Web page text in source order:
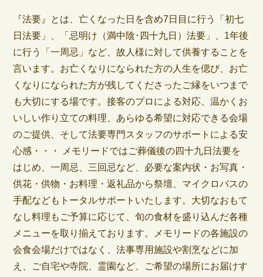
『法要』とは、亡くなった日を含め7日目に行う「初七
日法要」、「忌明け（満中陰･四十九日）法要」、1年後
に行う「一周忌」など、故人様に対して供養することを
言います。お亡くなりになられた方の人生を偲び、お亡
くなりになられた方が残してくださったご縁をいつまで
も大切にする場です。接客のプロによる対応、温かくお
いしい作り立ての料理、あらゆる希望に対応できる会場
のご提供、そして法要専門スタッフのサポートによる安
心感・・・ メモリードではご葬儀後の四十九日法要を
はじめ、一周忌、三回忌など、必要な案内状・お写真・
供花・供物・お料理・返礼品から祭壇、マイクロバスの
手配などもトータルサポートいたします。大切なおもて
なし料理もご予算に応じて、旬の食材を盛り込んだ各種
メニューを取り揃えております。メモリードの各施設の
会食会場だけではなく、法事専用施設や割烹などに加
え、ご自宅や寺院、霊園など、ご希望の場所にお届けす